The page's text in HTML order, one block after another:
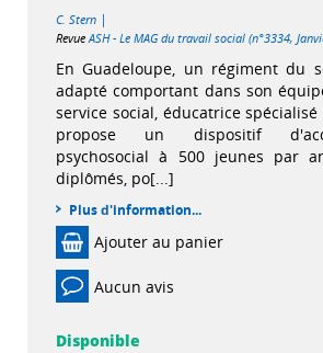
C. Stern |
Revue ASH - Le MAG du travail social (n°3334,
En Guadeloupe, un régiment du
adapté comportant dans son
service social, éducatrice
propose un dispositif
psychosocial à 500 jeunes par
diplômés, po[...]
Plus d'information...
Ajouter au panier
Aucun avis
Disponible